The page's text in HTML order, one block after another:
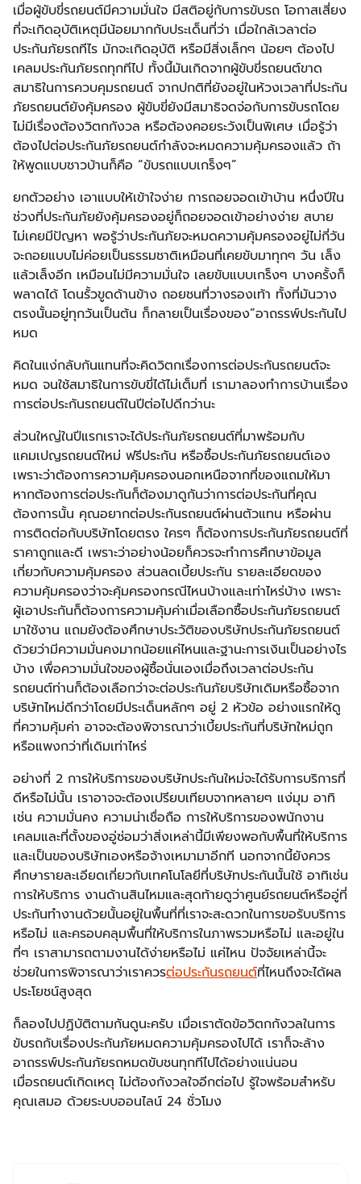
เมื่อผู้ขับขี่รถยนต์มีความมั่นใจ มีสติอยู่กับการขับรถ โอกาสเสี่ยง
ที่จะเกิดอุบัติเหตุมีน้อยมากกับประเด็นที่ว่า เมื่อใกล้เวลาต่อ
ประกันภัยรถทีไร มักจะเกิดอุบัติ หรือมีสิ่งเล็กๆ น้อยๆ ต้องไป
เคลมประกันภัยรถทุกทีไป ทั้งนี้มันเกิดจากผู้ขับขี่รถยนต์ขาด
สมาธิในการควบคุมรถยนต์ จากปกติที่ยังอยู่ในห้วงเวลาที่ประกัน
ภัยรถยนต์ยังคุ้มครอง ผู้ขับขี่ยังมีสมาธิจดจ่อกับการขับรถโดย
ไม่มีเรื่องต้องวิตกกังวล หรือต้องคอยระวังเป็นพิเศษ เมื่อรู้ว่า
ต้องไปต่อประกันภัยรถยนต์กำลังจะหมดความคุ้มครองแล้ว ถ้า
ให้พูดแบบชาวบ้านก็คือ “ขับรถแบบเกร็งๆ”
ยกตัวอย่าง เอาแบบให้เข้าใจง่าย การถอยจอดเข้าบ้าน หนึ่งปีใน
ช่วงที่ประกันภัยยังคุ้มครองอยู่ก็ถอยจอดเข้าอย่างง่าย สบาย
ไม่เคยมีปัญหา พอรู้ว่าประกันภัยจะหมดความคุ้มครองอยู่ไม่กี่วัน
จะถอยแบบไม่ค่อยเป็นธรรมชาติเหมือนที่เคยขับมาทุกๆ วัน เล็ง
แล้วเล็งอีก เหมือนไม่มีความมั่นใจ เลยขับแบบเกร็งๆ บางครั้งก็
พลาดได้ โดนรั้วขูดด้านข้าง ถอยชนที่วางรองเท้า ทั้งที่มันวาง
ตรงนั้นอยู่ทุกวันเป็นต้น ก็กลายเป็นเรื่องของ”อาถรรพ์ประกันไป
หมด
คิดในแง่กลับกันแทนที่จะคิดวิตกเรื่องการต่อประกันรถยนต์จะ
หมด จนใช้สมาธิในการขับขี่ได้ไม่เต็มที่ เรามาลองทำการบ้านเรื่อง
การต่อประกันรถยนต์ในปีต่อไปดีกว่านะ
ส่วนใหญ่ในปีแรกเราจะได้ประกันภัยรถยนต์ที่มาพร้อมกับ
แคมเปญรถยนต์ใหม่ ฟรีประกัน หรือซื้อประกันภัยรถยนต์เอง
เพราะว่าต้องการความคุ้มครองนอกเหนือจากที่ของแถมให้มา
หากต้องการต่อประกันก็ต้องมาดูกันว่าการต่อประกันที่คุณ
ต้องการนั้น คุณอยากต่อประกันรถยนต์ผ่านตัวแทน หรือผ่าน
การติดต่อกับบริษัทโดยตรง ใครๆ ก็ต้องการประกันภัยรถยนต์ที่
ราคาถูกและดี เพราะว่าอย่างน้อยก็ควรจะทำการศึกษาข้อมูล
เกี่ยวกับความคุ้มครอง ส่วนลดเบี้ยประกัน รายละเอียดของ
ความคุ้มครองว่าจะคุ้มครองกรณีไหนบ้างและเท่าไหร่บ้าง เพราะ
ผู้เอาประกันก็ต้องการความคุ้มค่าเมื่อเลือกซื้อประกันภัยรถยนต์
มาใช้งาน แถมยังต้องศึกษาประวัติของบริษัทประกันภัยรถยนต์
ด้วยว่ามีความมั่นคงมากน้อยแค่ไหนและฐานะการเงินเป็นอย่างไร
บ้าง เพื่อความมั่นใจของผู้ซื้อนั่นเองเมื่อถึงเวลาต่อประกัน
รถยนต์ท่านก็ต้องเลือกว่าจะต่อประกันภัยบริษัทเดิมหรือซื้อจาก
บริษัทไหม่ดีกว่าโดยมีประเด็นหลักๆ อยู่ 2 หัวข้อ อย่างแรกให้ดู
ที่ความคุ้มค่า อาจจะต้องพิจารณาว่าเบี้ยประกันที่บริษัทใหม่ถูก
หรือแพงกว่าที่เดิมเท่าไหร่
อย่างที่ 2 การให้บริการของบริษัทประกันใหม่จะได้รับการบริการที่
ดีหรือไม่นั้น เราอาจจะต้องเปรียบเทียบจากหลายๆ แง่มุม อาทิ
เช่น ความมั่นคง ความน่าเชื่อถือ การให้บริการของพนักงาน
เคลมและที่ตั้งของอู่ซ่อมว่าสิ่งเหล่านี้มีเพียงพอกับพื้นที่ให้บริการ
และเป็นของบริษัทเองหรือจ้างเหมามาอีกที นอกจากนี้ยังควร
ศึกษารายละเอียดเกี่ยวกับเทคโนโลยีที่บริษัทประกันนั้นใช้ อาทิเช่น
การให้บริการ งานด้านสินไหมและสุดท้ายดูว่าศูนย์รถยนต์หรืออู่ที่
ประกันทำงานด้วยนั้นอยู่ในพื้นที่ที่เราจะสะดวกในการขอรับบริการ
หรือไม่ และครอบคลุมพื้นที่ให้บริการในภาพรวมหรือไม่ และอยู่ใน
ที่ๆ เราสามารถตามงานได้ง่ายหรือไม่ แค่ไหน ปัจจัยเหล่านี้จะ
ช่วยในการพิจารณาว่าเราควรต่อประกันรถยนต์ที่ไหนถึงจะได้ผล
ประโยชน์สูงสุด
ก็ลองไปปฏิบัติตามกันดูนะครับ เมื่อเราตัดข้อวิตกกังวลในการ
ขับรถกับเรื่องประกันภัยหมดความคุ้มครองไปได้ เราก็จะล้าง
อาถรรพ์ประกันภัยรถหมดขับชนทุกทีไปได้อย่างแน่นอน
เมื่อรถยนต์เกิดเหตุ ไม่ต้องกังวลใจอีกต่อไป รู้ใจพร้อมสำหรับ
คุณเสมอ ด้วยระบบออนไลน์ 24 ชั่วโมง